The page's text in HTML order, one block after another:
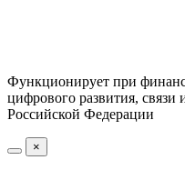
Функционирует при
цифрового развития,
Российской Федерации
×